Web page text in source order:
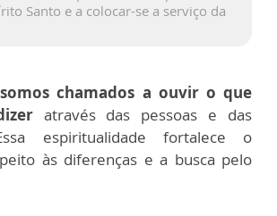
Santo e a colocar-se a serviço da
somos chamados a ouvir o que
através das pessoas e das
espiritualidade fortalece o
às diferenças e a busca pelo